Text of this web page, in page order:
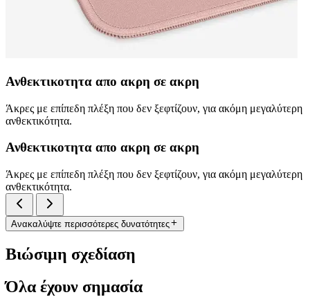
Ανθεκτικοτητα απο ακρη σε ακρη
Άκρες με επίπεδη πλέξη που δεν ξεφτίζουν, για ακόμη μεγαλύτερη
ανθεκτικότητα.
Ανθεκτικοτητα απο ακρη σε ακρη
Άκρες με επίπεδη πλέξη που δεν ξεφτίζουν, για ακόμη μεγαλύτερη
ανθεκτικότητα.
Ανακαλύψτε περισσότερες δυνατότητες
Βιώσιμη σχεδίαση
Όλα έχουν σημασία